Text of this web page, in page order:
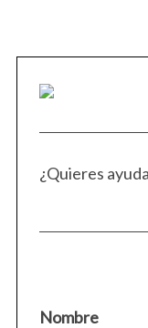
¿Quieres
Nombre